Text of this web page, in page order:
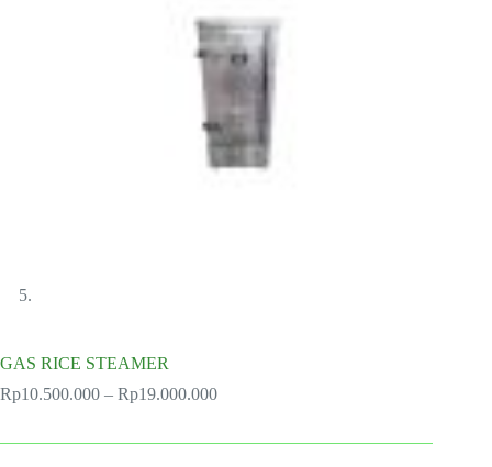
GAS RICE STEAMER
Rp10.500.000 – Rp19.000.000Price